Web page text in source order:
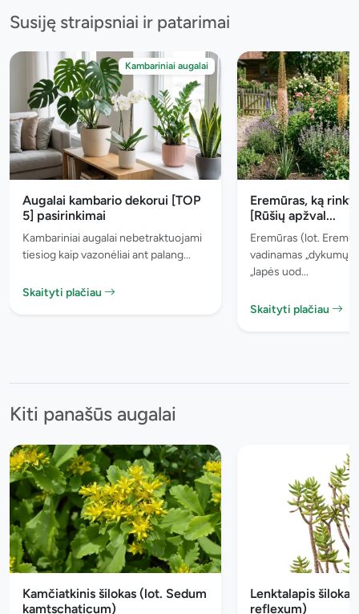
Susiję straipsniai ir patarimai
Kambariniai augalai
Augalai kambario dekorui [TOP
5] pasirinkimai
Kambariniai augalai nebetraktuojami
tiesiog kaip vazonėliai ant palang...
Skaityti plačiau
Eremūras, ką
[Rūšių apžval...
Eremūras (lot.
vadinamas „dykumų
„lapės uod...
Skaityti plačiau
Kiti panašūs augalai
Kamčiatkinis šilokas (lot. Sedum
kamtschaticum)
Lenktalapis
reflexum)